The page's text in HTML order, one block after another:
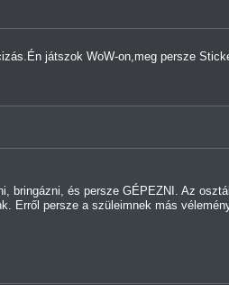
játszok WoW-on,meg persze
bringázni, és persze GÉPEZNI. Az
Erről persze a szüleimnek más